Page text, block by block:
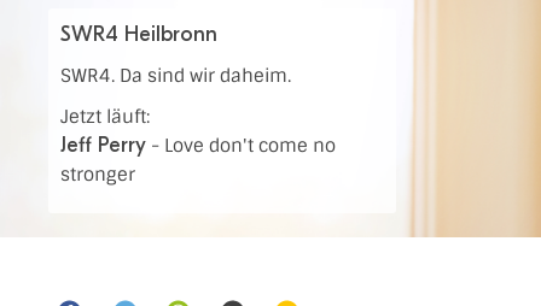
SWR4 Heilbronn
SWR4. Da sind wir daheim.
Jetzt läuft:
Jeff Perry - Love don't come no
stronger